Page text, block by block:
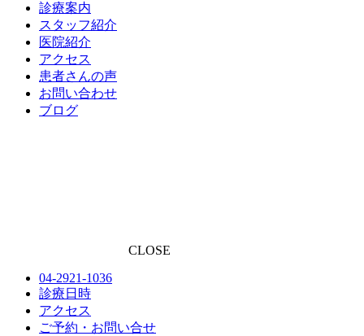
診療案内
スタッフ紹介
医院紹介
アクセス
患者さんの声
お問い合わせ
ブログ
CLOSE
04-2921-1036
診療日時
アクセス
ご予約・お問い合せ